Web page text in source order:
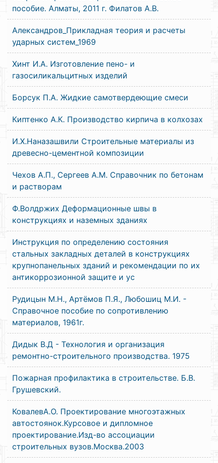
пособие. Алматы, 2011 г. Филатов А.В.
Александров_Прикладная теория и расчеты
ударных систем_1969
Хинт И.А. Изготовление пено- и
газосиликальцитных изделий
Борсук П.А. Жидкие самотвердеющие смеси
Киптенко А.К. Производство кирпича в колхозах
И.Х.Наназашвили Строительные материалы из
древесно-цементной композиции
Чехов А.П., Сергеев А.М. Справочник по бетонам
и растворам
Ф.Волдржих Деформационные швы в
конструкциях и наземных зданиях
Инструкция по определению состояния
стальных закладных деталей в конструкциях
крупнопанельных зданий и рекомендации по их
антикоррозионной защите и ус
Рудицын М.Н., Артёмов П.Я., Любошиц М.И. -
Справочное пособие по сопротивлению
материалов, 1961г.
Дидык В.Д - Технология и организация
ремонтно-строительного производства. 1975
Пожарная профилактика в строительстве. Б.В.
Грушевский.
КовалевА.О. Проектирование многоэтажных
автостоянок.Курсовое и дипломное
проектирование.Изд-во ассоциации
строительных вузов.Москва.2003